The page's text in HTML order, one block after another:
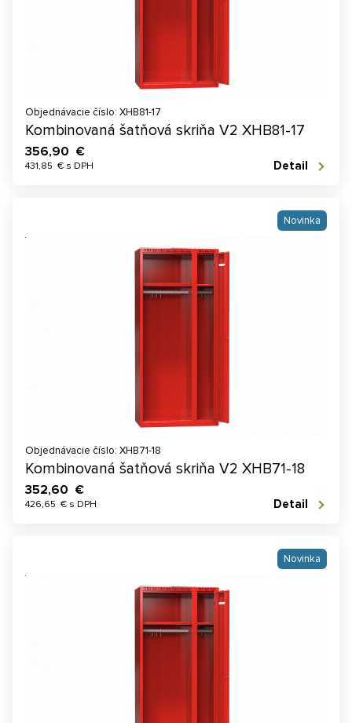
Objednávacie číslo: XHB81-17
Kombinovaná šatňová skriňa V2 XHB81-17
356,90 €
431,85 € s DPH Detail
Novinka
Objednávacie číslo: XHB71-18
Kombinovaná šatňová skriňa V2 XHB71-18
352,60 €
426,65 € s DPH Detail
Novinka